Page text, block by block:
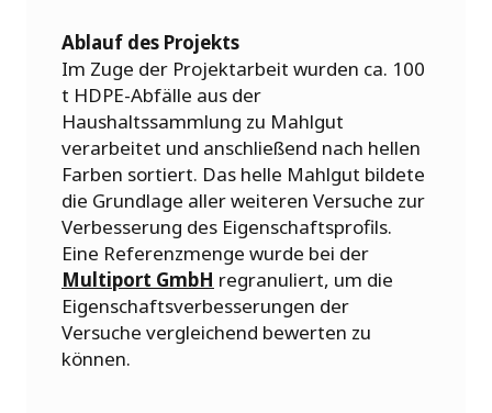
Ablauf des Projekts
Im Zuge der Projektarbeit wurden ca. 100
t HDPE-Abfälle aus der
Haushaltssammlung zu Mahlgut
verarbeitet und anschließend nach hellen
Farben sortiert. Das helle Mahlgut bildete
die Grundlage aller weiteren Versuche zur
Verbesserung des Eigenschaftsprofils.
Eine Referenzmenge wurde bei der
Multiport GmbH regranuliert, um die
Eigenschaftsverbesserungen der
Versuche vergleichend bewerten zu
können.